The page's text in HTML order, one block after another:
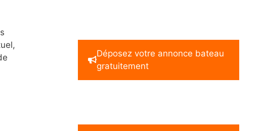
Déposez votre annonce bateau
gratuitement